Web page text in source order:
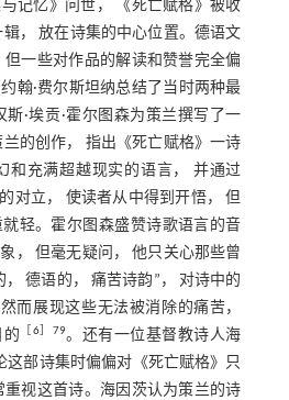
记忆》问世， 《死亡赋格》被收
， 放在诗集的中心位置。德语文
一些对作品的解读和赞誉完全偏
翰·费尔斯坦纳总结了当时两种最
·埃贡·霍尔图森为策兰撰写了一
的创作， 指出《死亡赋格》一诗
和充满超越现实的语言， 并通过
对立， 使读者从中得到开悟， 但
轻。霍尔图森盛赞诗歌语言的音
， 但毫无疑问， 他只关心那些曾
德语的， 痛苦诗韵”， 对诗中的
而展现这些无法被消除的痛苦，
的
6］79。还有一位基督教诗人海
这部诗集时偏偏对《死亡赋格》只
重视这首诗。海因茨认为策兰的诗